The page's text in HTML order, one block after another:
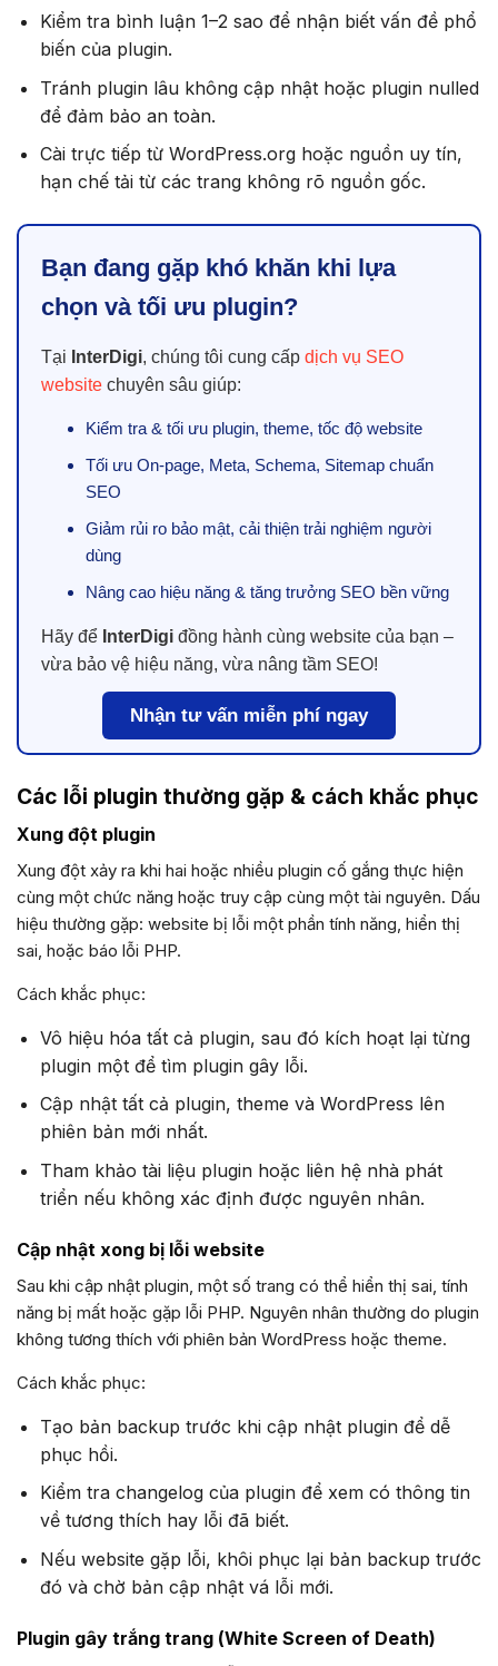
Kiểm tra bình luận 1–2 sao để nhận biết vấn đề phổ
biến của plugin.
Tránh plugin lâu không cập nhật hoặc plugin nulled
để đảm bảo an toàn.
Cài trực tiếp từ WordPress.org hoặc nguồn uy tín,
hạn chế tải từ các trang không rõ nguồn gốc.
Bạn đang gặp khó khăn khi lựa
chọn và tối ưu plugin?
Tại InterDigi, chúng tôi cung cấp dịch vụ SEO
website chuyên sâu giúp:
Kiểm tra & tối ưu plugin, theme, tốc độ website
Tối ưu On-page, Meta, Schema, Sitemap chuẩn
SEO
Giảm rủi ro bảo mật, cải thiện trải nghiệm người
dùng
Nâng cao hiệu năng & tăng trưởng SEO bền vững
Hãy để InterDigi đồng hành cùng website của bạn –
vừa bảo vệ hiệu năng, vừa nâng tầm SEO!
Nhận tư vấn miễn phí ngay
Các lỗi plugin thường gặp & cách khắc phục
Xung đột plugin
Xung đột xảy ra khi hai hoặc nhiều plugin cố gắng thực hiện
cùng một chức năng hoặc truy cập cùng một tài nguyên. Dấu
hiệu thường gặp: website bị lỗi một phần tính năng, hiển thị
sai, hoặc báo lỗi PHP.
Cách khắc phục:
Vô hiệu hóa tất cả plugin, sau đó kích hoạt lại từng
plugin một để tìm plugin gây lỗi.
Cập nhật tất cả plugin, theme và WordPress lên
phiên bản mới nhất.
Tham khảo tài liệu plugin hoặc liên hệ nhà phát
triển nếu không xác định được nguyên nhân.
Cập nhật xong bị lỗi website
Sau khi cập nhật plugin, một số trang có thể hiển thị sai, tính
năng bị mất hoặc gặp lỗi PHP. Nguyên nhân thường do plugin
không tương thích với phiên bản WordPress hoặc theme.
Cách khắc phục:
Tạo bản backup trước khi cập nhật plugin để dễ
phục hồi.
Kiểm tra changelog của plugin để xem có thông tin
về tương thích hay lỗi đã biết.
Nếu website gặp lỗi, khôi phục lại bản backup trước
đó và chờ bản cập nhật vá lỗi mới.
Plugin gây trắng trang (White Screen of Death)